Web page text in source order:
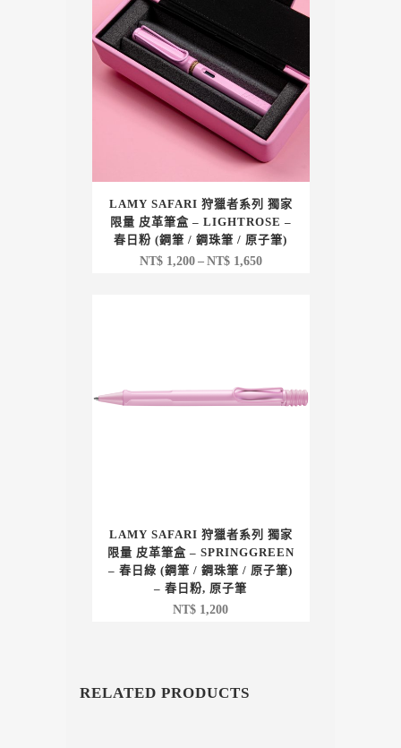
LAMY SAFARI 狩獵者系列 獨家
限量 皮革筆盒 – LIGHTROSE –
春日粉 (鋼筆 / 鋼珠筆 / 原子筆)
NT$1,200 – NT$1,650價
NT$ 1,650
LAMY SAFARI 狩獵者系列 獨家
限量 皮革筆盒 – SPRINGGREEN
– 春日綠 (鋼筆 / 鋼珠筆 / 原子筆)
– 春日粉, 原子筆
NT$ 1,200
RELATED PRODUCTS